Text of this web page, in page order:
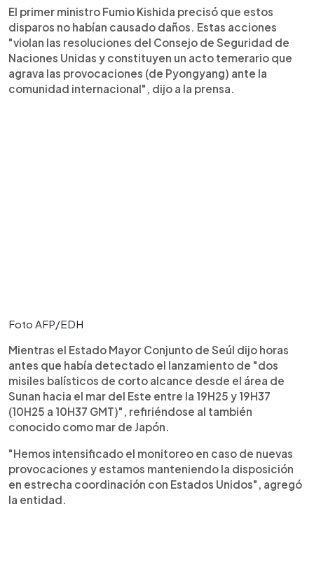
El primer ministro Fumio Kishida precisó que estos
disparos no habían causado daños. Estas acciones
"violan las resoluciones del Consejo de Seguridad de
Naciones Unidas y constituyen un acto temerario que
agrava las provocaciones (de Pyongyang) ante la
comunidad internacional", dijo a la prensa.
Foto AFP/EDH
Mientras el Estado Mayor Conjunto de Seúl dijo horas
antes que había detectado el lanzamiento de "dos
misiles balísticos de corto alcance desde el área de
Sunan hacia el mar del Este entre la 19H25 y 19H37
(10H25 a 10H37 GMT)", refiriéndose al también
conocido como mar de Japón.
"Hemos intensificado el monitoreo en caso de nuevas
provocaciones y estamos manteniendo la disposición
en estrecha coordinación con Estados Unidos", agregó
la entidad.